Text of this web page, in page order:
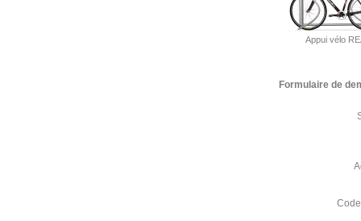
Appui vélo
Formulaire de